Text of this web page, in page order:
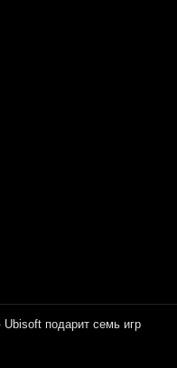
Ubisoft подарит семь игр